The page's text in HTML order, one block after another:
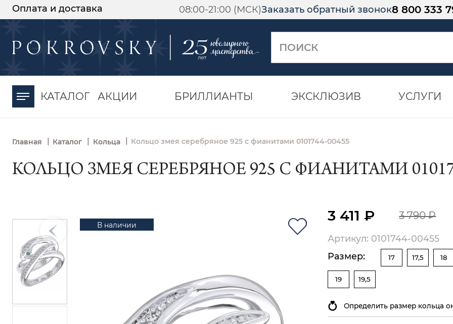
Оплата и доставка 08:00-21:00 (МСК)Заказать обратный звонок8 800 333
КАТАЛОГ АКЦИИ БРИЛЛИАНТЫ ЭКСКЛЮЗИВ УСЛУГИ
Главная | Каталог | Кольца Кольцо змея серебряное 925 с фианитами 0101744-00455
КОЛЬЦО ЗМЕЯ СЕРЕБРЯНОЕ 925 С ФИАНИТАМИ
В наличии
3 411 ₽ 3 790 ₽
Артикул: 0101744-00455
Размер:
17 17,5 18
19 19,5
Определить размер кольца
-30%
момента оплаты